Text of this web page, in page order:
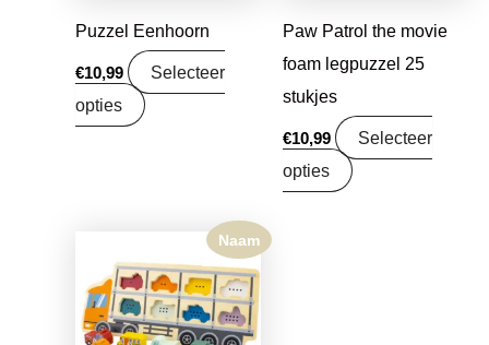
Puzzel Eenhoorn
€10,99
Selecteer
opties
Paw Patrol the movie
foam legpuzzel 25
stukjes
€10,99
Selecteer
opties
Naam